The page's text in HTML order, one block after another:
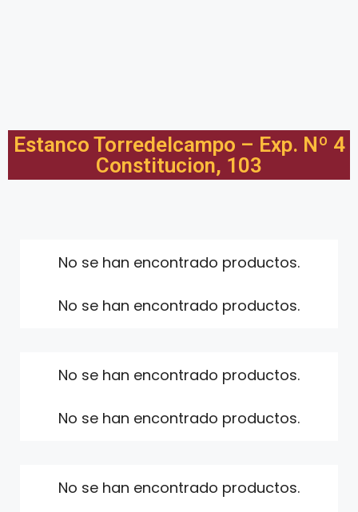
Estanco Torredelcampo – Exp. Nº 4
Constitucion, 103
No se han encontrado productos.
No se han encontrado productos.
No se han encontrado productos.
No se han encontrado productos.
No se han encontrado productos.